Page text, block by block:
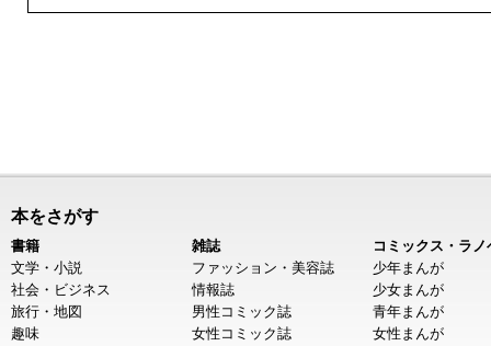
本をさがす
書籍
文学・小説
社会・ビジネス
旅行・地図
趣味
雑誌
ファッション・美容誌
情報誌
男性コミック誌
女性コミック誌
コミックス・ラノ
少年まんが
少女まんが
青年まんが
女性まんが